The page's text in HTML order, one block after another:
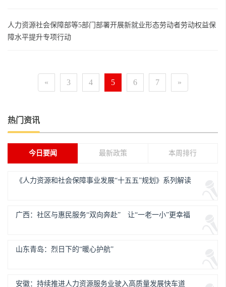
人力资源社会保障部等5部门部署开展新就业形态劳动者劳动权益保
障水平提升专项行动
« 3 4 5 6 7 »
热门资讯
今日要闻 最新政策 本周排行
《人力资源和社会保障事业发展“十五五”规划》系列解读
广西：社区与惠民服务“双向奔赴” 让“一老一小”更幸福
山东青岛：烈日下的“暖心护航”
安徽：持续推进人力资源服务业驶入高质量发展快车道